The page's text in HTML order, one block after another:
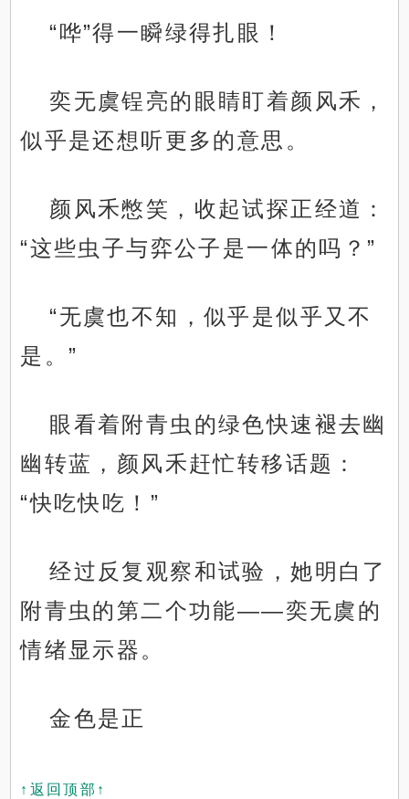
“哗”得一瞬绿得扎眼！
奕无虞锃亮的眼睛盯着颜风禾，
似乎是还想听更多的意思。
颜风禾憋笑，收起试探正经道：
“这些虫子与弈公子是一体的吗？”
“无虞也不知，似乎是似乎又不
是。”
眼看着附青虫的绿色快速褪去幽
幽转蓝，颜风禾赶忙转移话题：
“快吃快吃！”
经过反复观察和试验，她明白了
附青虫的第二个功能——奕无虞的
情绪显示器。
金色是正
↑返回顶部↑